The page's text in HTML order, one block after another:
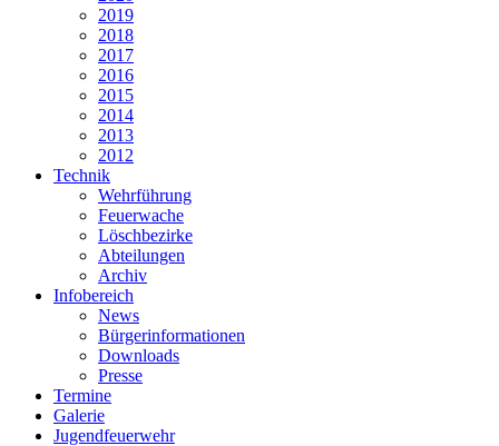
2019
2018
2017
2016
2015
2014
2013
2012
Technik
Wehrführung
Feuerwache
Löschbezirke
Abteilungen
Archiv
Infobereich
News
Bürgerinformationen
Downloads
Presse
Termine
Galerie
Jugendfeuerwehr